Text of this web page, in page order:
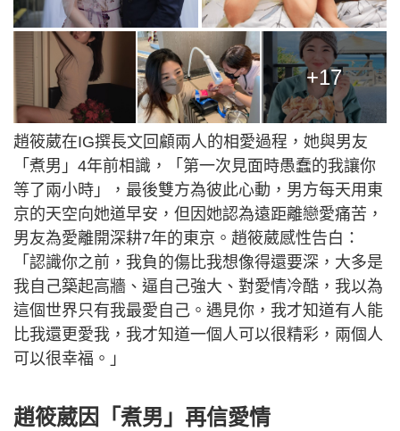
+17
趙筱葳在IG撰長文回顧兩人的相愛過程，她與男友
「煮男」4年前相識，「第一次見面時愚蠢的我讓你
等了兩小時」，最後雙方為彼此心動，男方每天用東
京的天空向她道早安，但因她認為遠距離戀愛痛苦，
男友為愛離開深耕7年的東京。趙筱葳感性告白：
「認識你之前，我負的傷比我想像得還要深，大多是
我自己築起高牆、逼自己強大、對愛情冷酷，我以為
這個世界只有我最愛自己。遇見你，我才知道有人能
比我還更愛我，我才知道一個人可以很精彩，兩個人
可以很幸福。」
趙筱葳因「煮男」再信愛情